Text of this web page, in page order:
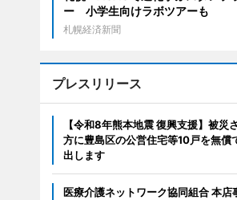
ー 小学生向けラボツアーも
札幌経済新聞
プレスリリース
【令和8年熊本地震 復興支援】被災
方に豊島区の公営住宅等10戸を無償
出します
医療介護ネットワーク協同組合 本店